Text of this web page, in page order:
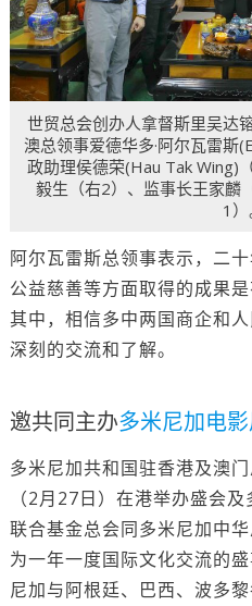
世贸总会创办人拿督斯里吴达
澳总领事爱德华多·阿尔瓦雷斯
政助理侯德荣(Hau Tak Wing)
毅生（右2）、监事长王家麟
1）
阿尔瓦雷斯总领事表示，二
公益慈善等方面取得的成果
其中，相信多中两国商企和
深刻的交流和了解。
邀共同主办多米尼加电影
多米尼加共和国驻香港及澳
（2月27日）在港举办盛会
联合基金总会同多米尼加中
为一年一度国际文化交流的
尼加与阿根廷、巴西、波多